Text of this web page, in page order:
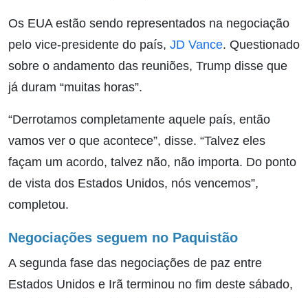
Os EUA estão sendo representados na negociação
pelo vice-presidente do país, JD Vance. Questionado
sobre o andamento das reuniões, Trump disse que
já duram “muitas horas”.
“Derrotamos completamente aquele país, então
vamos ver o que acontece”, disse. “Talvez eles
façam um acordo, talvez não, não importa. Do ponto
de vista dos Estados Unidos, nós vencemos”,
completou.
Negociações seguem no Paquistão
A segunda fase das negociações de paz entre
Estados Unidos e Irã terminou no fim deste sábado,